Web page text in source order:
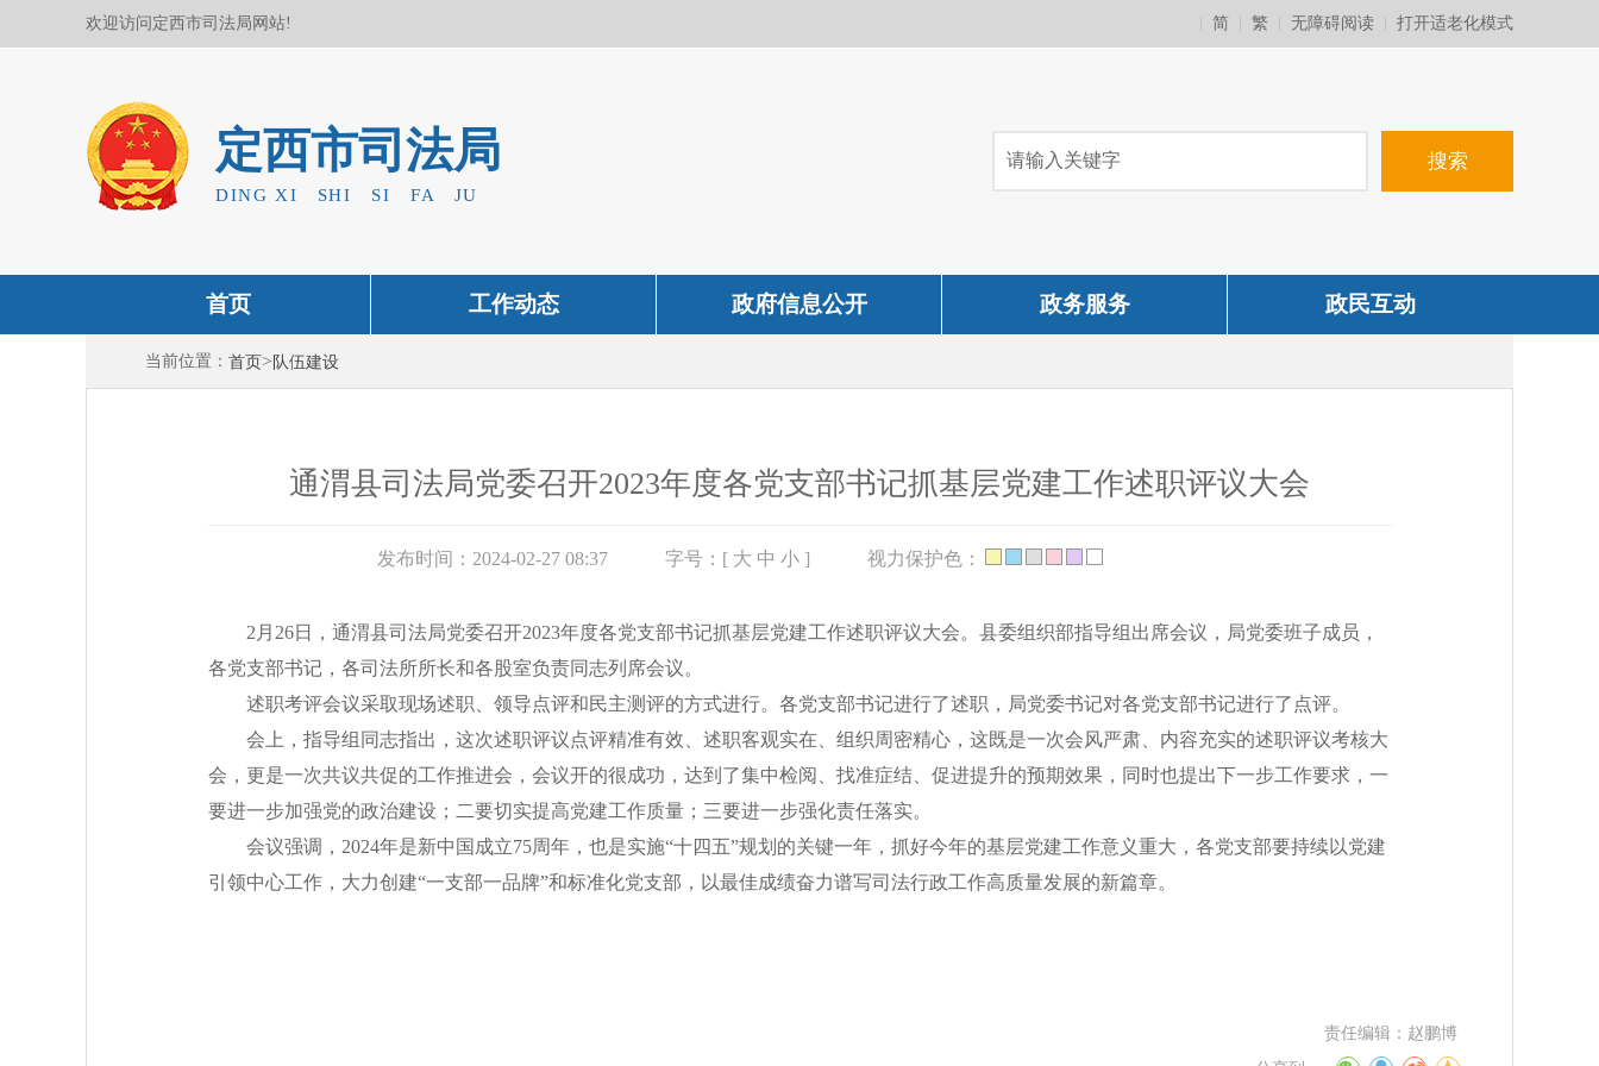
欢迎访问定西市司法局网站! 简 繁 无障碍阅读 打开适老化模式
定西市司法局
DING XI SHI SI FA JU
首页 工作动态 政府信息公开 政务服务 政民互动
当前位置： 首页> 队伍建设
通渭县司法局党委召开2023年度各党支部书记抓基层党建工作述职评议大会
发布时间：2024-02-27 08:37 字号：[ 大 中 小 ] 视力保护色：
2月26日，通渭县司法局党委召开2023年度各党支部书记抓基层党建工作述职评议大会。县委组织部指导组出席会议，局党委班子成员，
各党支部书记，各司法所所长和各股室负责同志列席会议。
述职考评会议采取现场述职、领导点评和民主测评的方式进行。各党支部书记进行了述职，局党委书记对各党支部书记进行了点评。
会上，指导组同志指出，这次述职评议点评精准有效、述职客观实在、组织周密精心，这既是一次会风严肃、内容充实的述职评议考核大
会，更是一次共议共促的工作推进会，会议开的很成功，达到了集中检阅、找准症结、促进提升的预期效果，同时也提出下一步工作要求，一
要进一步加强党的政治建设；二要切实提高党建工作质量；三要进一步强化责任落实。
会议强调，2024年是新中国成立75周年，也是实施“十四五”规划的关键一年，抓好今年的基层党建工作意义重大，各党支部要持续以党建
引领中心工作，大力创建“一支部一品牌”和标准化党支部，以最佳成绩奋力谱写司法行政工作高质量发展的新篇章。
责任编辑： 赵鹏博